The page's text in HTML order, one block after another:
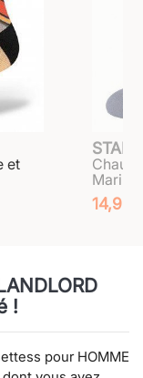
et
Marine
14,90
!
pour HOMME